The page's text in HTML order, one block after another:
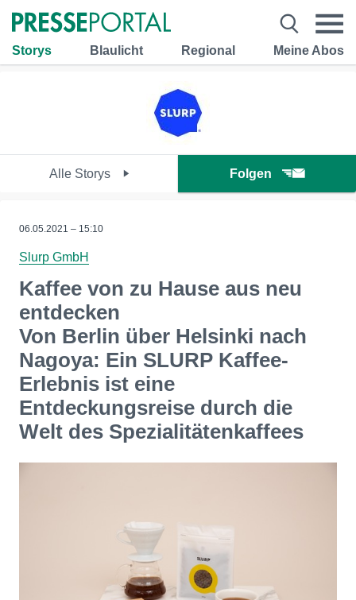
Storys Blaulicht Regional Meine Abos
Alle Storys Folgen
06.05.2021 – 15:10
Slurp GmbH
Kaffee von zu Hause aus neu
entdecken
Von Berlin über Helsinki nach
Nagoya: Ein SLURP Kaffee-
Erlebnis ist eine
Entdeckungsreise durch die
Welt des Spezialitätenkaffees